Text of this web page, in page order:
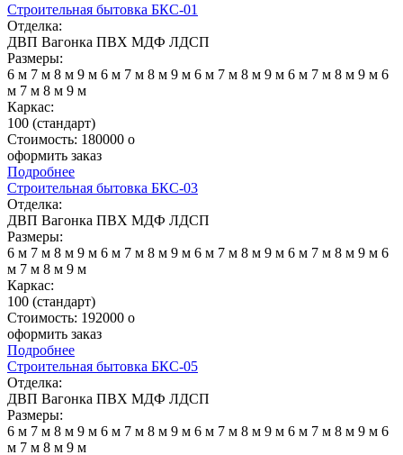
Строительная бытовка БКС-01
Отделка:
ДВП Вагонка ПВХ МДФ ЛДСП
Размеры:
6 м 7 м 8 м 9 м 6 м 7 м 8 м 9 м 6 м 7 м 8 м 9 м 6 м 7 м 8 м 9 м 6
м 7 м 8 м 9 м
Каркас:
100 (стандарт)
Стоимость: 180000 o
оформить заказ
Подробнее
Строительная бытовка БКС-03
Отделка:
ДВП Вагонка ПВХ МДФ ЛДСП
Размеры:
6 м 7 м 8 м 9 м 6 м 7 м 8 м 9 м 6 м 7 м 8 м 9 м 6 м 7 м 8 м 9 м 6
м 7 м 8 м 9 м
Каркас:
100 (стандарт)
Стоимость: 192000 o
оформить заказ
Подробнее
Строительная бытовка БКС-05
Отделка:
ДВП Вагонка ПВХ МДФ ЛДСП
Размеры:
6 м 7 м 8 м 9 м 6 м 7 м 8 м 9 м 6 м 7 м 8 м 9 м 6 м 7 м 8 м 9 м 6
м 7 м 8 м 9 м